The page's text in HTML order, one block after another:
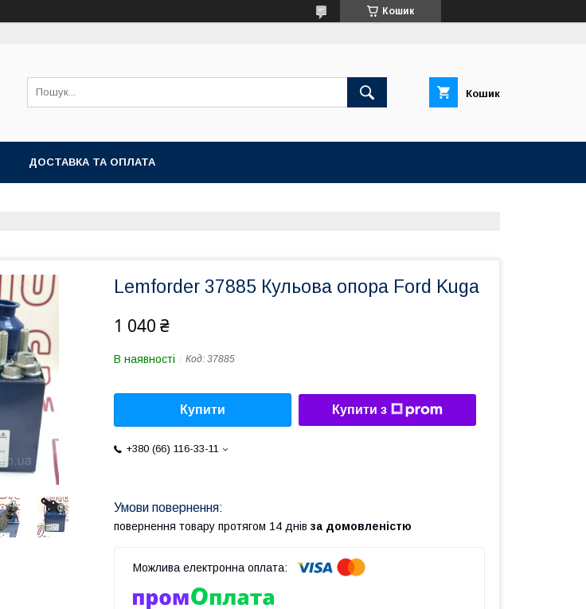
Кошик
Кошик
ДОСТАВКА ТА ОПЛАТА
Lemforder 37885 Кульова опора Ford Kuga
1 040 ₴
В наявності Код: 37885
Купити Купити з
+380 (66) 116-33-11
повернення товару протягом 14 днів за домовленістю